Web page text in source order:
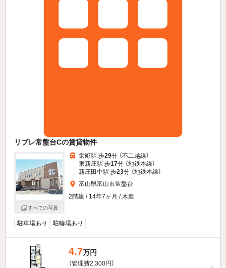
リブレ常盤台Cの賃貸物件
すべての写真
栄町駅 歩29分 （不二越線）
東新庄駅 歩17分 （地鉄本線）
新庄田中駅 歩23分 （地鉄本線）
富山県富山市常盤台
2階建 / 14年7ヶ月 / 木造
駐車場あり 駐輪場あり
4.7万円
（管理費2,300円）